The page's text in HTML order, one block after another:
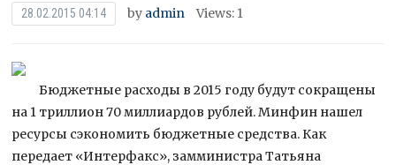
28.02.2015 04:14 by admin Views: 1
Бюджетные расходы в 2015 году будут сокращены
на 1 триллион 70 миллиардов рублей. Минфин нашел
ресурсы сэкономить бюджетные средства. Как
передает «Интерфакс», замминистра Татьяна